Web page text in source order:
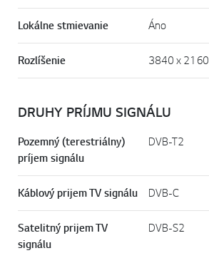
Lokálne stmievanie Áno
Rozlíšenie 3840 x 2160
DRUHY PRÍJMU SIGNÁLU
Pozemný (terestriálny)
príjem signálu
DVB-T2
Káblový prijem TV signálu DVB-C
Satelitný prijem TV
signálu
DVB-S2